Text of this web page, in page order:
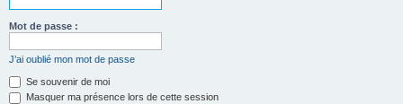
Mot de passe :
J’ai oublié mon mot de passe
Se souvenir de moi
Masquer ma présence lors de cette session